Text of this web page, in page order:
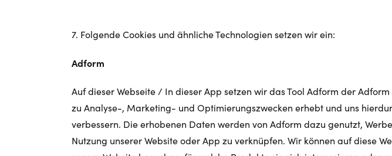
7. Folgende Cookies und ähnliche Technologien setzen wir ein:
Adform
Auf dieser Webseite / In dieser App setzen wir das Tool Adform der
zu Analyse-, Marketing- und Optimierungszwecken erhebt und uns
verbessern. Die erhobenen Daten werden von Adform dazu genutzt,
Nutzung unserer Website oder App zu verknüpfen. Wir können auf diese